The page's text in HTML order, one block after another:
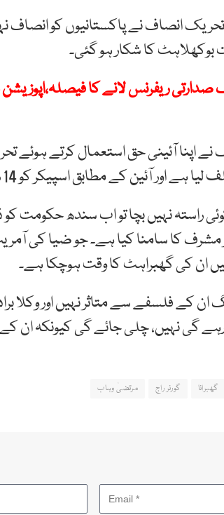
کہ ساڑھے 3 سال میں تحریک انصاف نے پاکستانیوں
بوکھلاہٹ کا شکار ہو گئی۔
ریفرنس لانے کا
اپنا آئینی حق استعمال کرتے ہوئے
کے مطابق اسپیکر کو 14 روز کے اندر اجلاس بلانا ہے۔
راستہ نہیں بچا تو اب سندھ حکومت
مشرف کا سامنا کیا ہے۔ جو ضیا
ہیں ان کی گھبراہٹ کا وقت ہوچکا ہے۔
ان کے فلسفے سے متاثر نہیں اور وکلا
گی نہیں، چلی جائے گی کیونکہ ان
گھبرانا گورنر راج مرتضیٰ وہاب